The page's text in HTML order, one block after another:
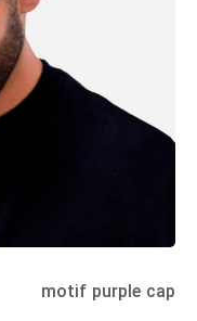
motif purple cap